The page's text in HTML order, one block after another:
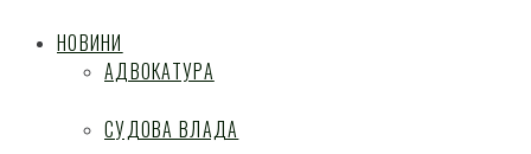
НОВИНИ
АДВОКАТУРА
СУДОВА ВЛАДА